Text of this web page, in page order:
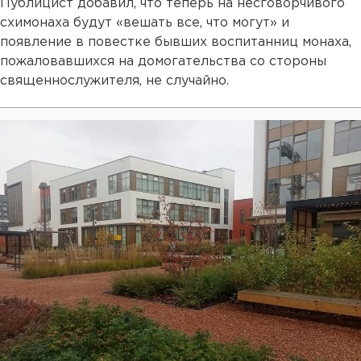
Публицист добавил, что теперь на несговорчивого
схимонаха будут «вешать все, что могут» и
появление в повестке бывших воспитанниц монаха,
пожаловавшихся на домогательства со стороны
священнослужителя, не случайно.